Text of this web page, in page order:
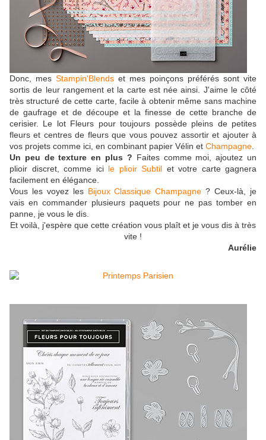
Donc, mes Stampin'Blends et mes poinçons préférés sont vite
sortis de leur rangement et la carte est née ainsi. J'aime le côté
très structuré de cette carte, facile à obtenir même sans machine
de gaufrage et de découpe et la finesse de cette branche de
cerisier. Le lot Fleurs pour toujours possède pleins de petites
fleurs et centres de fleurs que vous pouvez assortir et ajouter à
vos projets comme ici, en combinant papier Vélin et Champagne
Un peu de texture en plus ? Faites comme moi, ajoutez un
plioir discret, comme ici le plioir Subtil et votre carte gagnera
facilement en élégance.
Vous les voyez les Bijoux Classique Champagne? Ceux-là, je
vais en commander plusieurs paquets pour ne pas tomber en
panne, je vous le dis.
Et voilà, j'espère que cette création vous plaît et je vous dis à très
vite !
Aurélie